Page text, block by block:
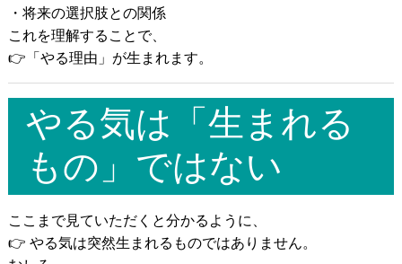
・将来の選択肢との関係
これを理解することで、
👉「やる理由」が生まれます。
やる気は「生まれる
もの」ではない
ここまで見ていただくと分かるように、
👉 やる気は突然生まれるものではありません。